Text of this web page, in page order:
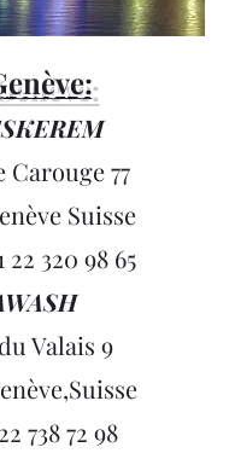
Carouge 77
Suisse
22 320 98 65
Valais 9
738 72 98